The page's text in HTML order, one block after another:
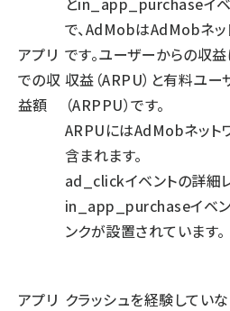
アプリ
での収
益額
で、AdMobはAdMobネ
です。ユーザーからの収
収益（ARPU）と有料ユ
（ARPPU）です。
ARPUにはAdMobネット
含まれます。
ad_clickイベントの詳細レ
in_app_purchaseイベン
ンクが設置されています。
アプリ クラッシュを経験してい